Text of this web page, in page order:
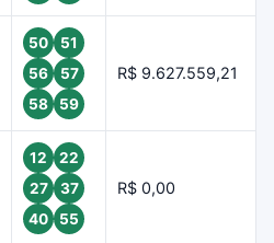
50
51
56
57
58
59
R$ 9.627.559,21
12
22
27
37
40
55
R$ 0,00